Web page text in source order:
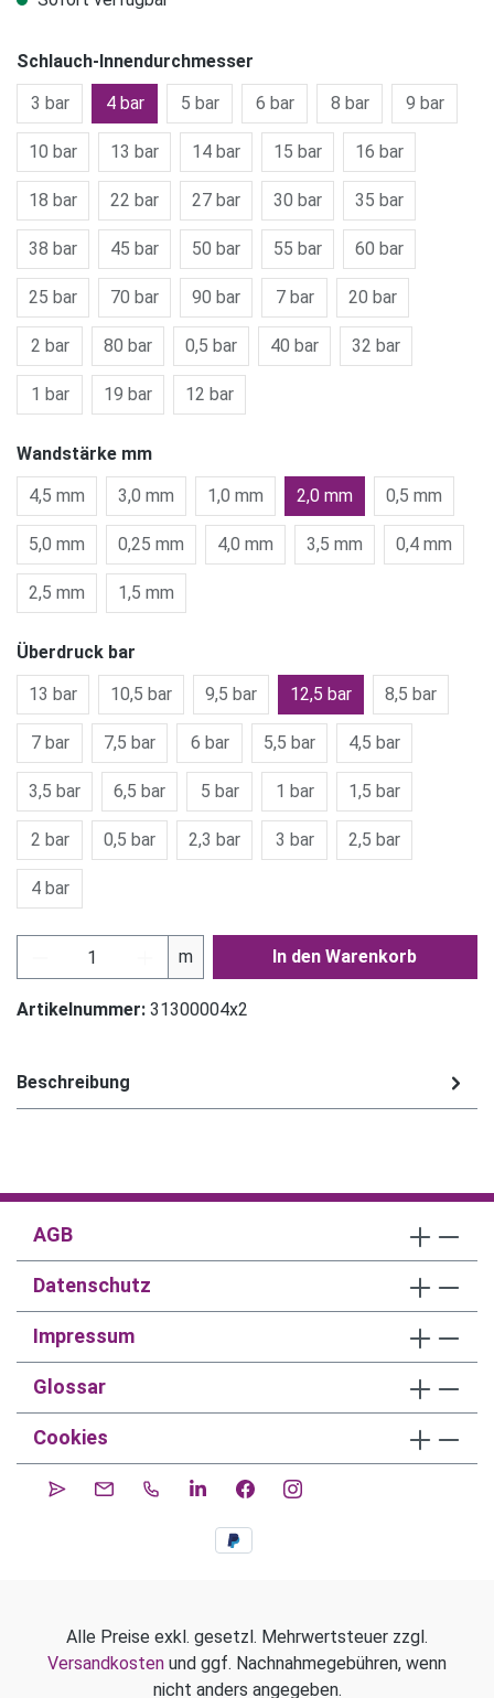
Schlauch-Innendurchmesser
3 bar
4 bar 5 bar 6 bar 8 bar 9 bar
10 bar 13 bar 14 bar 15 bar 16 bar
18 bar 22 bar 27 bar 30 bar 35 bar
38 bar 45 bar 50 bar 55 bar 60 bar
25 bar 70 bar 90 bar 7 bar 20 bar
2 bar 80 bar 0,5 bar 40 bar 32 bar
1 bar 19 bar 12 bar
Wandstärke mm
4,5 mm
3,0 mm 1,0 mm 2,0 mm 0,5 mm
5,0 mm 0,25 mm 4,0 mm 3,5 mm 0,4 mm
2,5 mm 1,5 mm
Überdruck bar
13 bar
10,5 bar 9,5 bar 12,5 bar 8,5 bar
7 bar 7,5 bar 6 bar 5,5 bar 4,5 bar
3,5 bar 6,5 bar 5 bar 1 bar 1,5 bar
2 bar 0,5 bar 2,3 bar 3 bar 2,5 bar
4 bar
Produkt Anzahl: Gib den gewünschten Wert
m In den Warenkorb
Artikelnummer: 31300004x2
Beschreibung
AGB
Datenschutz
Impressum
Glossar
Cookies
Alle Preise exkl. gesetzl. Mehrwertsteuer zzgl.
Versandkosten und ggf. Nachnahmegebühren, wenn
nicht anders angegeben.